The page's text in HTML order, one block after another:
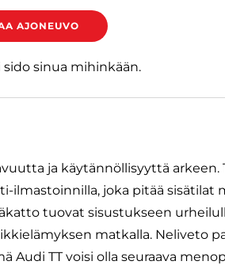
AJONEUVO
sido sinua mihinkään.
ja käytännöllisyyttä arkeen.
joka pitää sisätilat
tuovat sisustukseen
matkalla. Neliveto
Audi TT voisi olla seuraava